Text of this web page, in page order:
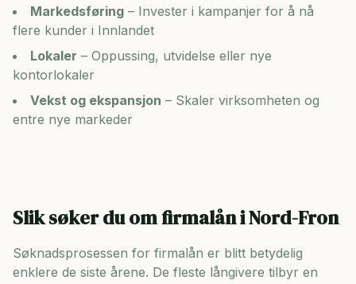
Markedsføring – Invester i kampanjer for å nå
flere kunder i Innlandet
Lokaler – Oppussing, utvidelse eller nye
kontorlokaler
Vekst og ekspansjon – Skaler virksomheten og
entre nye markeder
Slik søker du om firmalån iNord-Fron
Søknadsprosessen for firmalån er blitt betydelig
enklere de siste årene. De fleste långivere tilbyr en